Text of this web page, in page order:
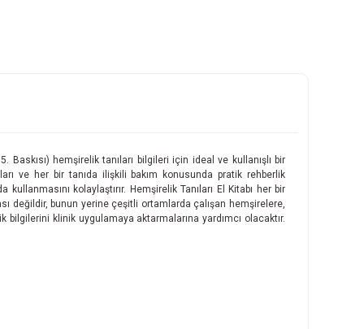
Baskısı) hemşirelik tanıları bilgileri için ideal ve kullanışlı bir
ve her bir tanıda ilişkili bakım konusunda pratik rehberlik
kolaylaştırır. Hemşirelik Tanıları El Kitabı her bir
değildir, bunun yerine çeşitli ortamlarda çalışan hemşirelere,
klinik uygulamaya aktarmalarına yardımcı olacaktır.